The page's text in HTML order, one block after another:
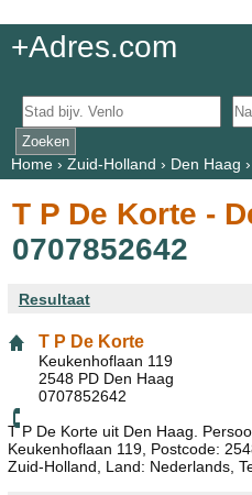
+Adres.com
Home› Zuid-Holland › Den Haag ›
T P De Korte -
0707852642
Resultaat
T P De Korte
Keukenhoflaan 119
2548 PD Den Haag
0707852642
T P De Korte uit Den Haag.
Keukenhoflaan 119, Postcode:
Zuid-Holland, Land: Nederlands,